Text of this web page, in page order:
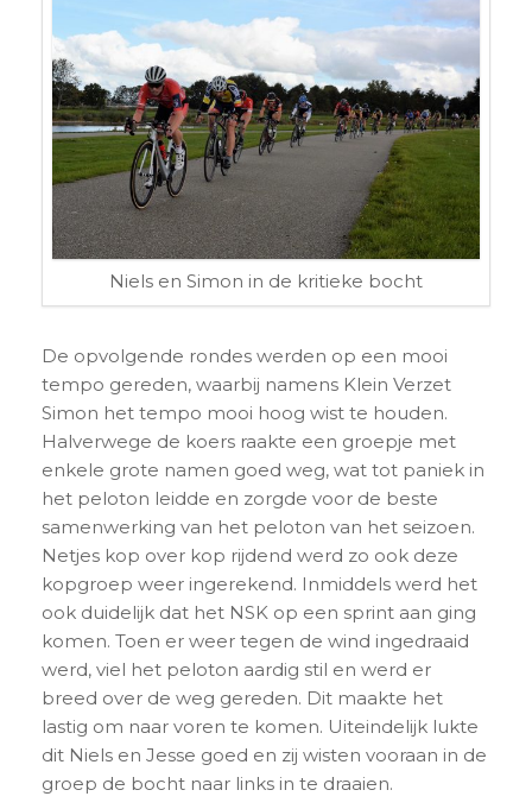
Niels en Simon in de kritieke bocht
De opvolgende rondes werden op een mooi
tempo gereden, waarbij namens Klein Verzet
Simon het tempo mooi hoog wist te houden.
Halverwege de koers raakte een groepje met
enkele grote namen goed weg, wat tot paniek in
het peloton leidde en zorgde voor de beste
samenwerking van het peloton van het seizoen.
Netjes kop over kop rijdend werd zo ook deze
kopgroep weer ingerekend. Inmiddels werd het
ook duidelijk dat het NSK op een sprint aan ging
komen. Toen er weer tegen de wind ingedraaid
werd, viel het peloton aardig stil en werd er
breed over de weg gereden. Dit maakte het
lastig om naar voren te komen. Uiteindelijk lukte
dit Niels en Jesse goed en zij wisten vooraan in de
groep de bocht naar links in te draaien.